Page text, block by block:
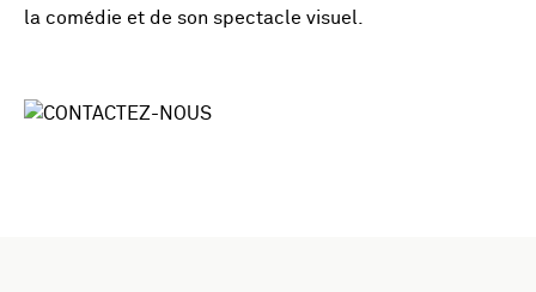
la comédie et de son spectacle visuel.